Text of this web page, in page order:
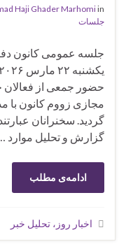
Haji Ghader Marhomiin
جلسات
جلسه عمومی کانون
حضور جمعی از فعالان
مجازی زووم کانون با
گزارش و تحلیل موارد
ادامه‌ی مطلب
اخبار روز، تحلیل خبر